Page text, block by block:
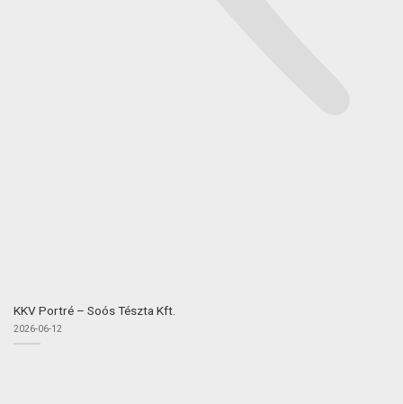
KKV Portré – Soós Tészta Kft.
2026-06-12